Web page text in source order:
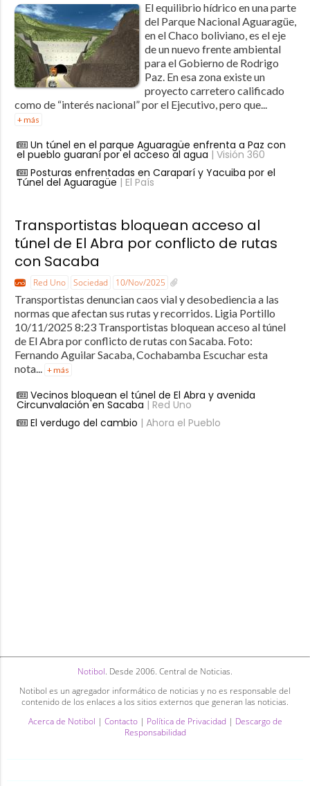
El equilibrio hídrico en una parte
del Parque Nacional Aguaragüe,
en el Chaco boliviano, es el eje
de un nuevo frente ambiental
para el Gobierno de Rodrigo
Paz. En esa zona existe un
proyecto carretero calificado
como de “interés nacional” por el Ejecutivo, pero que...
+ más
Un túnel en el parque Aguaragüe enfrenta a Paz con
el pueblo guaraní por el acceso al agua | Visión 360
Posturas enfrentadas en Caraparí y Yacuiba por el
Túnel del Aguaragüe | El País
Transportistas bloquean acceso al
túnel de El Abra por conflicto de rutas
con Sacaba
Red Uno Sociedad 10/Nov/2025
Transportistas denuncian caos vial y desobediencia a las
normas que afectan sus rutas y recorridos. Ligia Portillo
10/11/2025 8:23 Transportistas bloquean acceso al túnel
de El Abra por conflicto de rutas con Sacaba. Foto:
Fernando Aguilar Sacaba, Cochabamba Escuchar esta
nota... + más
Vecinos bloquean el túnel de El Abra y avenida
Circunvalación en Sacaba | Red Uno
El verdugo del cambio | Ahora el Pueblo
Notibol. Desde 2006. Central de Noticias.
Notibol es un agregador informático de noticias y no es responsable del
contenido de los enlaces a los sitios externos que generan las noticias.
Acerca de Notibol | Contacto| Política de Privacidad | Descargo de
Responsabilidad